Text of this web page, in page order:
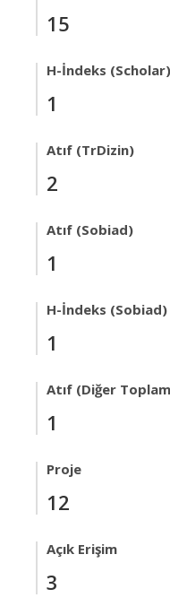
15
H-İndeks (Scholar)
1
Atıf (TrDizin)
2
Atıf (Sobiad)
1
H-İndeks (Sobiad)
1
Atıf (Diğer
1
Proje
12
Açık Erişim
3